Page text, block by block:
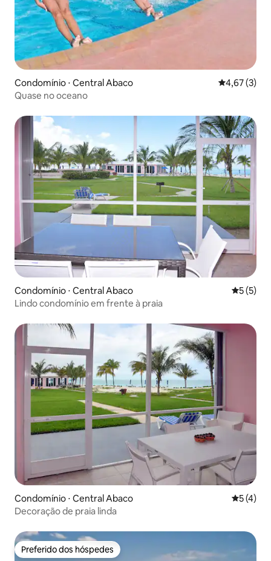
Condomínio ⋅ Central Abaco 4,67 de
4,67 (3)
Quase no oceano
Condomínio ⋅ Central Abaco 5 de
5 (5)
Lindo condomínio em frente à praia
Condomínio ⋅ Central Abaco 5 de
5 (4)
Decoração de praia linda
Preferido dos hóspedes
Preferido dos hóspedes